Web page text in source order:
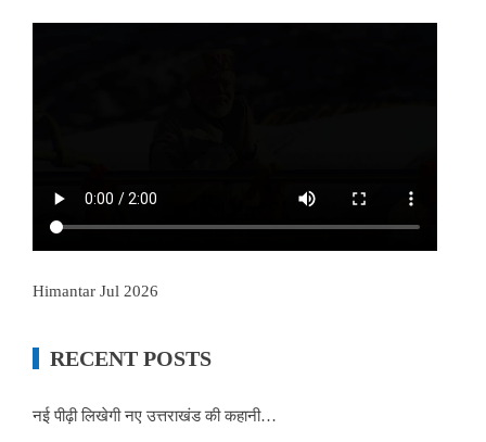
Himantar Jul 2026
RECENT POSTS
नई पीढ़ी लिखेगी नए उत्तराखंड की कहानी…